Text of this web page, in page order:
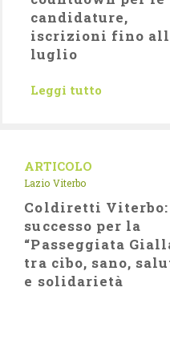
candidature,
iscrizioni fino
luglio
Leggi tutto
ARTICOLO
Lazio Viterbo
Coldiretti Viterbo:
successo per la
“Passeggiata
tra cibo, sano,
e solidarietà